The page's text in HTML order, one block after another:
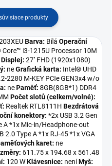
produkty
Barva: Bílá Operační
i3-1215U Processor 10M
Displej: 27'' FHD (1920x1080)
neGrafická karta: Intel® UHD
2280 M-KEY PCIe GEN3x4 w/o
nePaměť: 8GB(8GB*1) DDR4
Počet slotů (celkem/volné):
Realtek RTL8111H Bezdrátová
konektory: *2x USB 3.2 Gen
A *1x Mic-in/Headphone-out
2.0 Type A *1x RJ-45 *1x VGA
karet: ne
611.75 x 194.68 x 561.48
120 WKlávesnice: neníMyš: